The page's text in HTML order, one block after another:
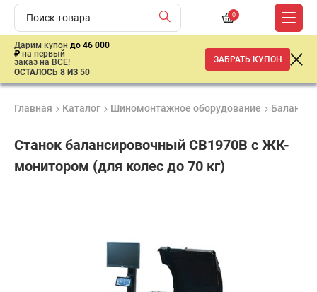
0
Дарим купон до 46 000
₽ на первый
заказ на ВСЕ!
ОСТАЛОСЬ 8 ИЗ 50
ЗАБРАТЬ КУПОН
Главная Каталог Шиномонтажное оборудование
Станок балансировочный CB1970B с ЖК-
монитором (для колес до 70 кг)